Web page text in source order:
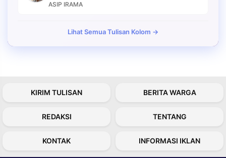
ASIP IRAMA
Lihat Semua Tulisan Kolom →
KIRIM TULISAN BERITA WARGA
REDAKSI TENTANG
KONTAK INFORMASI IKLAN